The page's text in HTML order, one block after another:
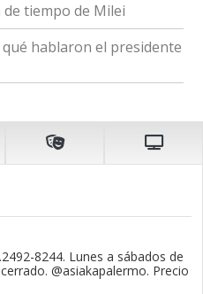
tiempo de Milei
hablaron el presidente
8244. Lunes a sábados de
@asiakapalermo. Precio